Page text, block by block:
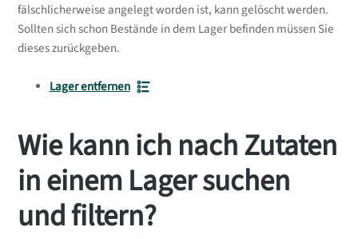
fälschlicherweise angelegt worden ist, kann gelöscht werden.
Sollten sich schon Bestände in dem Lager befinden müssen Sie
dieses zurückgeben.
Lager entfernen
Wie kann ich nach Zutaten
in einem Lager suchen
und filtern?